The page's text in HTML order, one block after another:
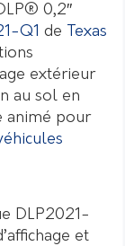
0,2″
Q1 de
Texas
extérieur
au sol en
animé pour
DLP2021-
et